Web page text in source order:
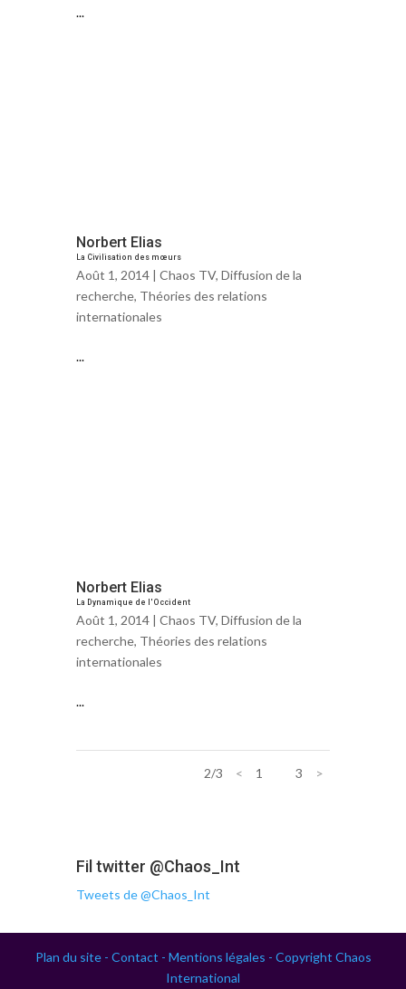
...
Norbert Elias
La Civilisation des mœurs
Août 1, 2014 | Chaos TV, Diffusion de la
recherche, Théories des relations
internationales
...
Norbert Elias
La Dynamique de l'Occident
Août 1, 2014 | Chaos TV, Diffusion de la
recherche, Théories des relations
internationales
...
2/3 < 1 3 >
Fil twitter @Chaos_Int
Tweets de @Chaos_Int
Plan du site - Contact - Mentions légales - Copyright Chaos
International